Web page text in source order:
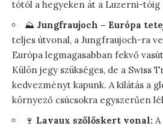
tótól a hegyeken át a Luzerni-
⛰️ Jungfraujoch – Európa
teljes útvonal, a Jungfraujoch-ra
Európa legmagasabban fekvő
Külön jegy szükséges, de a Swiss
kedvezményt kapunk. A kilátás a
környező csúcsokra egyszerűen
🍷 Lavaux szőlőskert vonal: